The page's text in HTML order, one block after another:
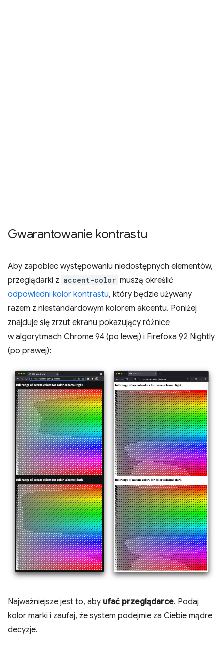
Gwarantowanie kontrastu
Aby zapobiec występowaniu niedostępnych elementów,
przeglądarki z accent-color muszą określić
odpowiedni kolor kontrastu, który będzie używany
razem z niestandardowym kolorem akcentu. Poniżej
znajduje się zrzut ekranu pokazujący różnice
w algorytmach Chrome 94 (po lewej) i Firefoxa 92 Nightly
(po prawej):
Najważniejsze jest to, aby ufać przeglądarce. Podaj
kolor marki i zaufaj, że system podejmie za Ciebie mądre
decyzje.